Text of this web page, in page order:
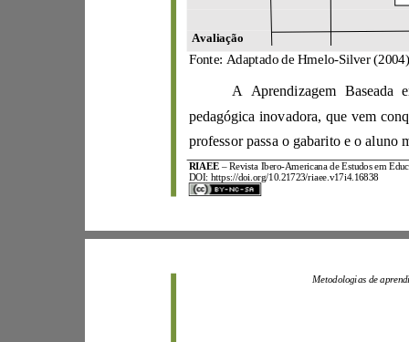
RIAEE – Revista Ibero-
DOI: https://doi.org/10.21723/riaee.v17i4.16838
Avaliação
Fonte: Adaptado de Hmelo- Silver (2004)